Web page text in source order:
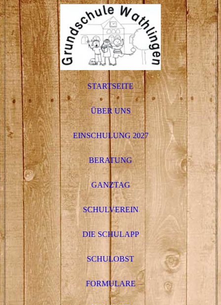
STARTSEITE
ÜBER UNS
EINSCHULUNG 2027
BERATUNG
GANZTAG
SCHULVEREIN
DIE SCHULAPP
SCHULOBST
FORMULARE